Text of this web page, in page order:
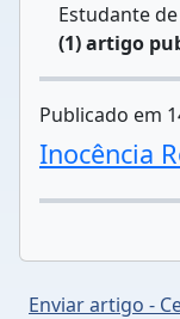
Estudante
(1) artigo
Publicado em
Inocência
Enviar artigo -